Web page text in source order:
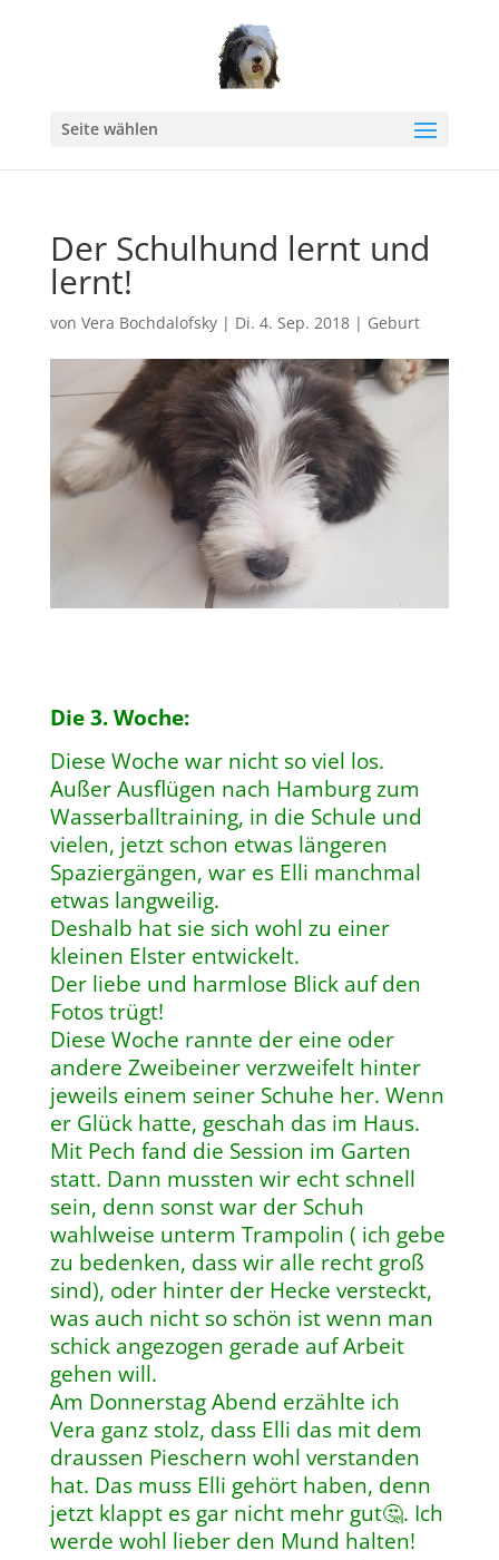
Seite wählen
Der Schulhund lernt und
lernt!
von Vera Bochdalofsky| Di. 4. Sep. 2018| Geburt
Die 3. Woche:
Diese Woche war nicht so viel los.
Außer Ausflügen nach Hamburg zum
Wasserballtraining, in die Schule und
vielen, jetzt schon etwas längeren
Spaziergängen, war es Elli manchmal
etwas langweilig.
Deshalb hat sie sich wohl zu einer
kleinen Elster entwickelt.
Der liebe und harmlose Blick auf den
Fotos trügt!
Diese Woche rannte der eine oder
andere Zweibeiner verzweifelt hinter
jeweils einem seiner Schuhe her. Wenn
er Glück hatte, geschah das im Haus.
Mit Pech fand die Session im Garten
statt. Dann mussten wir echt schnell
sein, denn sonst war der Schuh
wahlweise unterm Trampolin ( ich gebe
zu bedenken, dass wir alle recht groß
sind), oder hinter der Hecke versteckt,
was auch nicht so schön ist wenn man
schick angezogen gerade auf Arbeit
gehen will.
Am Donnerstag Abend erzählte ich
Vera ganz stolz, dass Elli das mit dem
draussen Pieschern wohl verstanden
hat. Das muss Elli gehört haben, denn
jetzt klappt es gar nicht mehr gut🤔. Ich
werde wohl lieber den Mund halten!